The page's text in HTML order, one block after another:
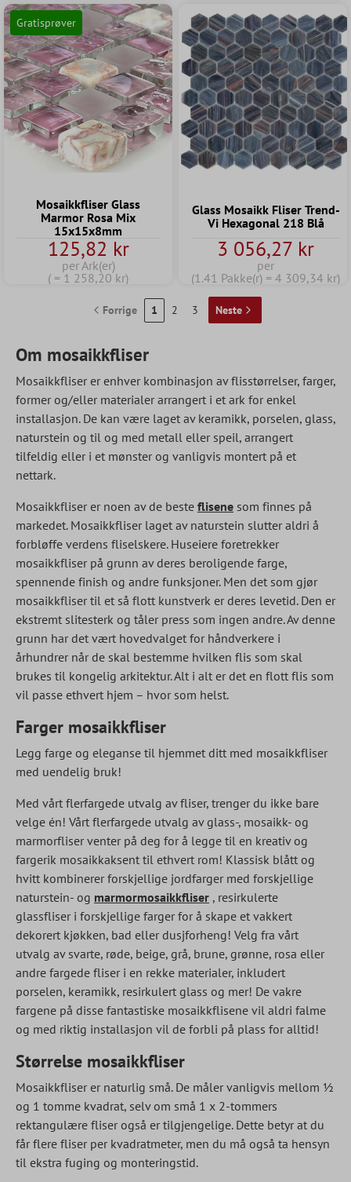
Gratisprøver
Mosaikkfliser Glass
Marmor Rosa Mix
15x15x8mm
125,82 kr
per Ark(er)
( = 1 258,20 kr)
Glass Mosaikk Fliser Trend-
Vi Hexagonal 218 Blå
3 056,27 kr
per
(1.41 Pakke(r) = 4 309,34 kr)
Forrige 1 2 3 Neste
Om mosaikkfliser
Mosaikkfliser er enhver kombinasjon av flisstørrelser, farger,
former og/eller materialer arrangert i et ark for enkel
installasjon. De kan være laget av keramikk, porselen, glass,
naturstein og til og med metall eller speil, arrangert
tilfeldig eller i et mønster og vanligvis montert på et
nettark.
Mosaikkfliser er noen av de beste flisene som finnes på
markedet. Mosaikkfliser laget av naturstein slutter aldri å
forbløffe verdens fliselskere. Huseiere foretrekker
mosaikkfliser på grunn av deres beroligende farge,
spennende finish og andre funksjoner. Men det som gjør
mosaikkfliser til et så flott kunstverk er deres levetid. Den er
ekstremt slitesterk og tåler press som ingen andre. Av denne
grunn har det vært hovedvalget for håndverkere i
århundrer når de skal bestemme hvilken flis som skal
brukes til kongelig arkitektur. Alt i alt er det en flott flis som
vil passe ethvert hjem – hvor som helst.
Farger mosaikkfliser
Legg farge og eleganse til hjemmet ditt med mosaikkfliser
med uendelig bruk!
Med vårt flerfargede utvalg av fliser, trenger du ikke bare
velge én! Vårt flerfargede utvalg av glass-, mosaikk- og
marmorfliser venter på deg for å legge til en kreativ og
fargerik mosaikkaksent til ethvert rom! Klassisk blått og
hvitt kombinerer forskjellige jordfarger med forskjellige
naturstein- og marmormosaikkfliser , resirkulerte
glassfliser i forskjellige farger for å skape et vakkert
dekorert kjøkken, bad eller dusjforheng! Velg fra vårt
utvalg av svarte, røde, beige, grå, brune, grønne, rosa eller
andre fargede fliser i en rekke materialer, inkludert
porselen, keramikk, resirkulert glass og mer! De vakre
fargene på disse fantastiske mosaikkflisene vil aldri falme
og med riktig installasjon vil de forbli på plass for alltid!
Størrelse mosaikkfliser
Mosaikkfliser er naturlig små. De måler vanligvis mellom ½
og 1 tomme kvadrat, selv om små 1 x 2-tommers
rektangulære fliser også er tilgjengelige. Dette betyr at du
får flere fliser per kvadratmeter, men du må også ta hensyn
til ekstra fuging og monteringstid.